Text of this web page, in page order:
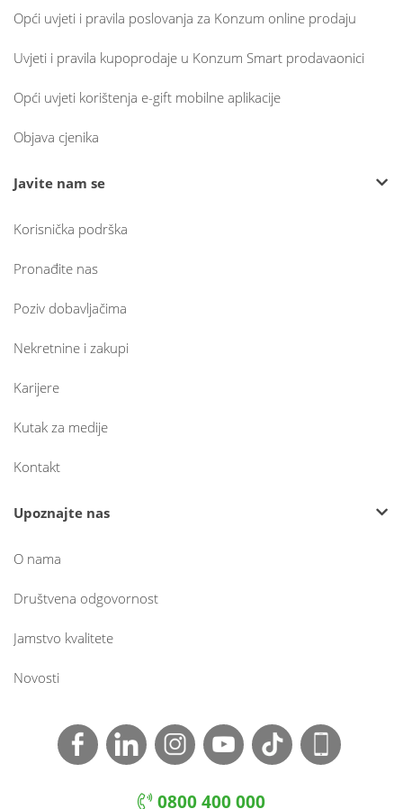
Opći uvjeti i pravila poslovanja za Konzum online prodaju
Uvjeti i pravila kupoprodaje u Konzum Smart prodavaonici
Opći uvjeti korištenja e-gift mobilne aplikacije
Objava cjenika
Javite nam se
Korisnička podrška
Pronađite nas
Poziv dobavljačima
Nekretnine i zakupi
Karijere
Kutak za medije
Kontakt
Upoznajte nas
O nama
Društvena odgovornost
Jamstvo kvalitete
Novosti
0800 400 000